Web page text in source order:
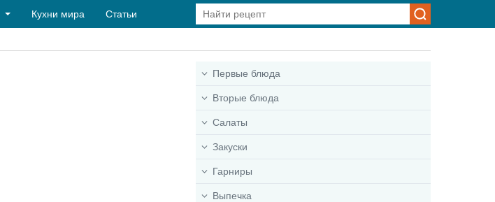
Кухни мира Статьи
Первые блюда
Вторые блюда
Салаты
Закуски
Гарниры
Выпечка